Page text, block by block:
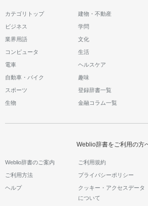
カテゴリトップ 建物・不動産
ビジネス 学問
業界用語 文化
コンピュータ 生活
電車 ヘルスケア
自動車・バイク 趣味
スポーツ 登録辞書一覧
生物 金融コラム一覧
Weblio辞書をご利用の方
Weblio辞書のご案内 ご利用規約
ご利用方法 プライバシーポリシー
ヘルプ
クッキー・アクセスデータ
について